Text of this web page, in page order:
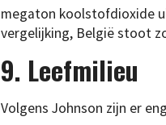
megaton koolstofdioxide
vergelijking, België stoot
9. Leefmilieu
Volgens Johnson zijn er